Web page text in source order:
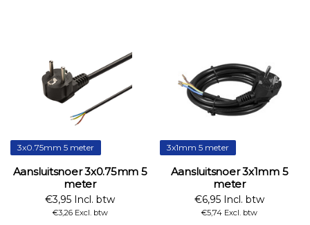
3x0.75mm 5 meter
Aansluitsnoer 3x0.75mm 5
meter
€3,95 Incl. btw
€3,26 Excl. btw
3x1mm 5 meter
Aansluitsnoer 3x1mm 5
meter
€6,95 Incl. btw
€5,74 Excl. btw